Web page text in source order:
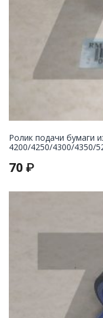
Ролик подачи бумаги
4200/4250/4300/4350/
70 ₽